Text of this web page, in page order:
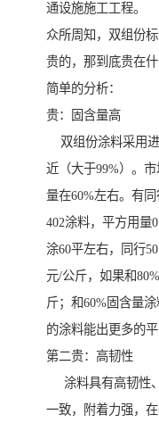
通设施施工工程。
众所周知，双组份
贵的，那到底贵在
简单的分析：
贵：固含量高
双组份涂料采用
近（大于99%）。
量在60%左右。有
402涂料，平方用量
涂60平左右，同行
元/公斤，如果和
斤；和60%固含量
的涂料能出更多的
第二贵：高韧性
涂料具有高韧性
一致，附着力强，